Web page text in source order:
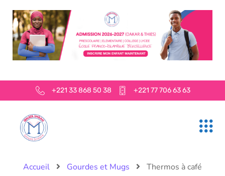
+221 33 868 50 38 +221 77 706 63 63
Accueil Gourdes et Mugs Thermos à café